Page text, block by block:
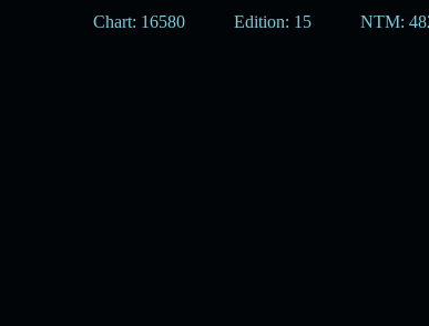
Chart: 16580 Edition: 15 NTM: